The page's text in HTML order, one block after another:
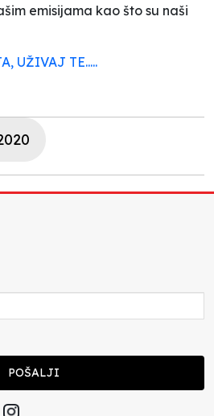
emisijama kao što su naši
UŽIVAJ TE.....
POŠALJI